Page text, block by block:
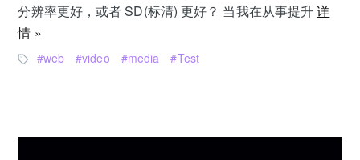
分辨率更好，或者 SD(标清) 更好？ 当我在从事提升详
情 »
web video media Test